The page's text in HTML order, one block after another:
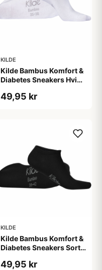
KILDE
Kilde Bambus Komfort &
Diabetes Sneakers Hvid
49,95 kr
KILDE
Kilde Bambus Komfort &
Diabetes Sneakers Sort
49,95 kr